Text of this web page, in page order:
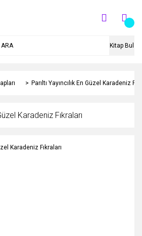
Kitap Bul
Parıltı Yayıncılık En Güzel Karadeniz
Karadeniz Fıkraları